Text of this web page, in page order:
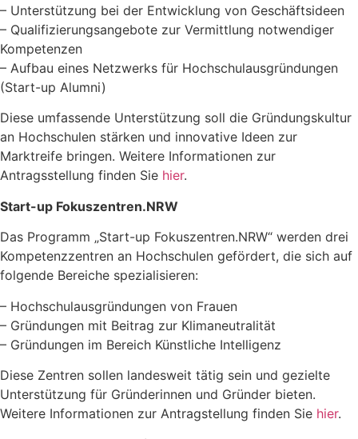
– Unterstützung bei der Entwicklung von Geschäftsideen
– Qualifizierungsangebote zur Vermittlung notwendiger
Kompetenzen
– Aufbau eines Netzwerks für Hochschulausgründungen
(Start-up Alumni)
Diese umfassende Unterstützung soll die Gründungskultur
an Hochschulen stärken und innovative Ideen zur
Marktreife bringen. Weitere Informationen zur
Antragsstellung finden Sie hier.
Start-up Fokuszentren.NRW
Das Programm „Start-up Fokuszentren.NRW“ werden drei
Kompetenzzentren an Hochschulen gefördert, die sich auf
folgende Bereiche spezialisieren:
– Hochschulausgründungen von Frauen
– Gründungen mit Beitrag zur Klimaneutralität
– Gründungen im Bereich Künstliche Intelligenz
Diese Zentren sollen landesweit tätig sein und gezielte
Unterstützung für Gründerinnen und Gründer bieten.
Weitere Informationen zur Antragstellung finden Sie hier.